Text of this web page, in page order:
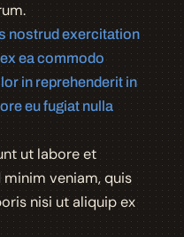
nostrud exercitation
ea commodo
in reprehenderit in
eu fugiat nulla
ut labore et
veniam, quis
nisi ut aliquip ex